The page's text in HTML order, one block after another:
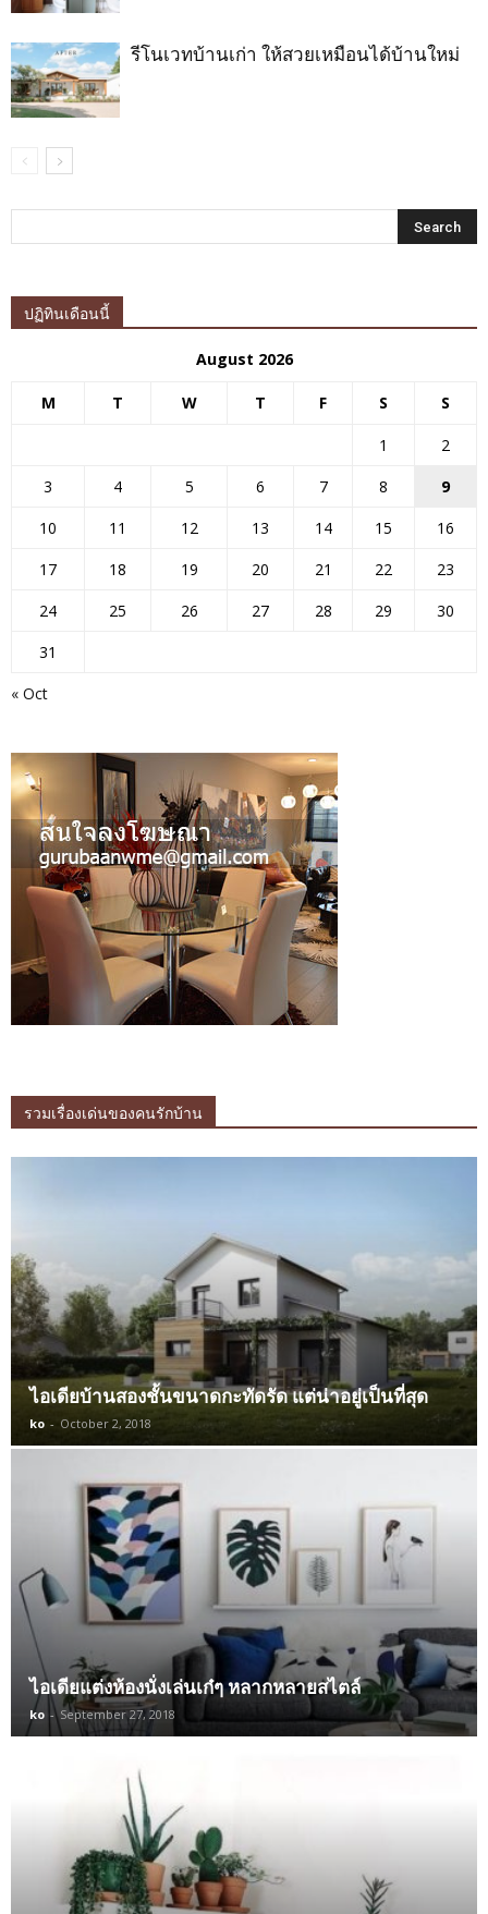
รีโนเวทบ้านเก่า ให้สวยเหมือนได้บ้านใหม่
ปฏิทินเดือนนี้
August 2026
M T W T F S S
« Oct
1
2
3
4 5 6 7 8
9
10
11 12 13 14 15
16
17
18 19 20 21 22
23
24
25 26 27 28 29
30
31
รวมเรื่องเด่นของคนรักบ้าน
ไอเดียบ้านสองชั้นขนาดกะทัดรัด แต่น่าอยู่เป็นที่สุด
ko - October 2, 2018
ไอเดียแต่งห้องนั่งเล่นเก๋ๆ หลากหลายสไตล์
ko - September 27, 2018